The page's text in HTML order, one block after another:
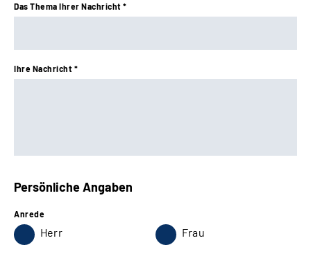
Das Thema Ihrer Nachricht *
Ihre Nachricht *
Persönliche Angaben
Anrede
Herr Frau